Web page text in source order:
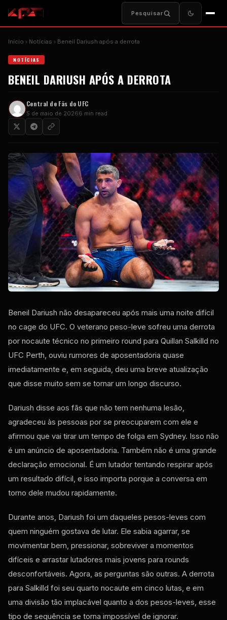
Pesquisar
Início Notícias Beneil Dariush após a derrota
NOTÍCIAS
BENEIL DARIUSH APÓS A DERROTA
Central de Fãs do UFC
5 de maio de 20266 min read
Beneil Dariush não desapareceu após mais uma noite difícil
no cage do UFC. O veterano peso-leve sofreu uma derrota
por nocaute técnico no primeiro round para Quillan Salkilld no
UFC Perth, ouviu rumores de aposentadoria quase
imediatamente e, em seguida, deu uma breve atualização
que disse muito sem se tornar um longo discurso.
Dariush disse aos fãs que não tem nenhuma lesão,
agradeceu às pessoas por se preocuparem com ele e
afirmou que vai tirar um tempo de folga em Sydney. Isso não
é um anúncio de aposentadoria. Também não é uma grande
declaração emocional. É um lutador tentando respirar após
um resultado difícil, e isso importa porque a conversa em
torno dele mudou rapidamente.
Durante anos, Dariush foi um daqueles pesos-leves com
quem ninguém gostava de lutar. Ele sabia agarrar, se
movimentar bem, pressionar, sobreviver a momentos
difíceis e arrastar lutadores mais jovens para rounds
desconfortáveis. Agora, as perguntas são outras. A derrota
para Salkilld foi seu quarto nocaute em cinco lutas, e em
uma divisão tão implacável quanto a dos pesos-leves, esse
tipo de sequência se torna impossível de ignorar.